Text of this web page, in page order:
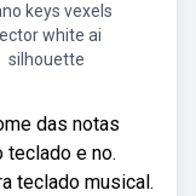
keys vexels
white ai
silhouette
das notas
teclado e no.
teclado musical.